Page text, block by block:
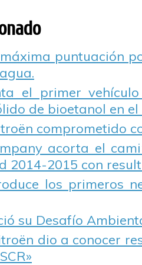
puntuación
el primer
de bioetanol en el
comprometido
acorta el
2014-2015 con
los primeros
su Desafío
dio a conocer